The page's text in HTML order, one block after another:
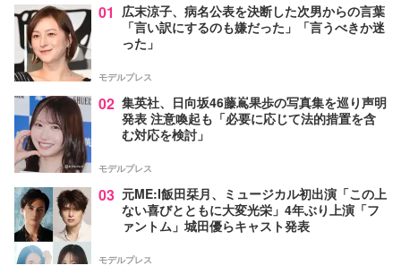
01 広末涼子、病名公表を決断した次男からの言葉
「言い訳にするのも嫌だった」「言うべきか迷
った」
モデルプレス
02 集英社、日向坂46藤嶌果歩の写真集を巡り声明
発表 注意喚起も「必要に応じて法的措置を含
む対応を検討」
モデルプレス
03 元ME:I飯田栞月、ミュージカル初出演「この上
ない喜びとともに大変光栄」4年ぶり上演「フ
ァントム」城田優らキャスト発表
モデルプレス